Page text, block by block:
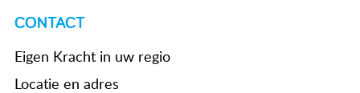
CONTACT
Eigen Kracht in uw regio
Locatie en adres